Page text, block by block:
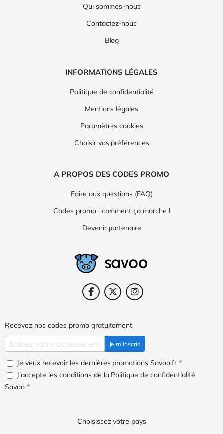
Qui sommes-nous
Contactez-nous
Blog
INFORMATIONS LÉGALES
Politique de confidentialité
Mentions légales
Paramètres cookies
Choisir vos préférences
A PROPOS DES CODES PROMO
Foire aux questions (FAQ)
Codes promo : comment ça marche !
Devenir partenaire
Recevez nos codes promo gratuitement
Je m'inscris
Je veux recevoir les dernières promotions Savoo.fr *
J'accepte les conditions de la Politique de confidentialité
Savoo *
Choisissez votre pays